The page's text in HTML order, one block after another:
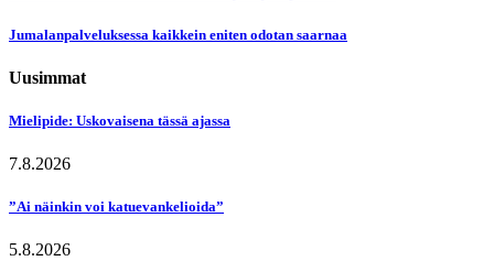
Jumalanpalveluksessa kaikkein eniten odotan saarnaa
Uusimmat
Mielipide: Uskovaisena tässä ajassa
7.8.2026
”Ai näinkin voi katuevankelioida”
5.8.2026